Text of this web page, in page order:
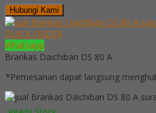
Hubungi Kami
QUICK ORDER
Whatsapp
Brankas Daichiban DS 80 A
*Pemesanan dapat langsung